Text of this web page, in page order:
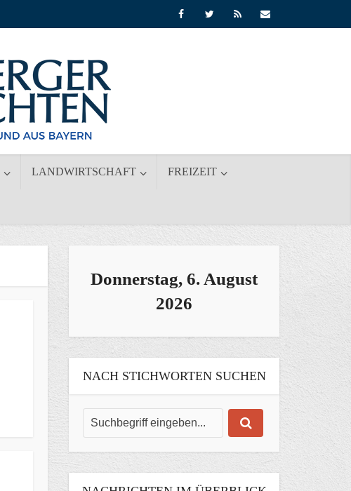
LANDWIRTSCHAFT FREIZEIT
Donnerstag, 6. August
2026
NACH STICHWORTEN SUCHEN